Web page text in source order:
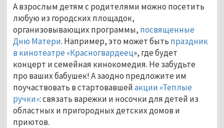
А взрослым детям с родителями можно посетить
любую из городских площадок,
организовывающих программы, посвященные
Дню Матери. Например, это может быть праздник
в кинотеатре «Красногвардеец», где будет
концерт и семейная кинокомедия. Не забудьте
про ваших бабушек! А заодно предложите им
поучаствовать в стартовавшейакции «Теплые
ручки»: связать варежки и носочки для детей из
областных и пригородных детских домов и
приютов.